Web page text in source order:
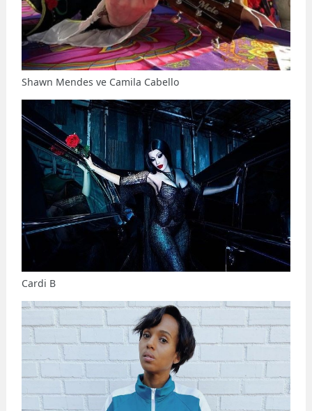
Shawn Mendes ve Camila Cabello
Cardi B